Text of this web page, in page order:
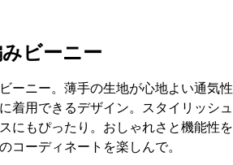
ビーニー
ーニー。薄手の生地が心地よい通気性
着用できるデザイン。スタイリッシュ
にもぴったり。おしゃれさと機能性を
コーディネートを楽しんで。